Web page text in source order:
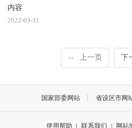
内容
2022-03-31
<< 上一页 下
国家部委网站 省设区市网
使用帮助 | 联系我们 | 网站